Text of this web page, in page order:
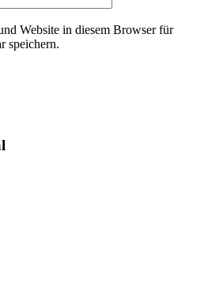
Website in diesem Browser für
speichern.